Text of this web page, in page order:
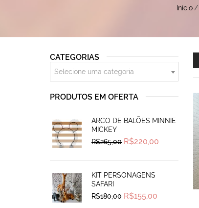
Início /
CATEGORIAS
Selecione uma categoria
PRODUTOS EM OFERTA
ARCO DE BALÕES MINNIE
MICKEY
R$265,00 Original
price
R$220,00
R$220,00.
KIT PERSONAGENS
SAFARI
R$180,00 Original
price
R$155,00